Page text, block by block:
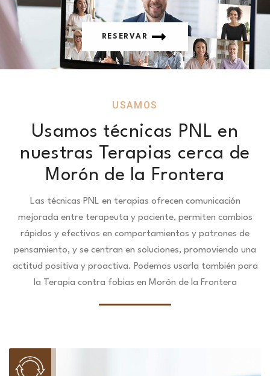
RESERVAR
USAMOS
Usamos técnicas PNL en
nuestras Terapias cerca de
Morón de la Frontera
Las técnicas PNL en terapias ofrecen comunicación
mejorada entre terapeuta y paciente, permiten cambios
rápidos y efectivos en comportamientos y patrones de
pensamiento, y se centran en soluciones, promoviendo una
actitud positiva y proactiva. Podemos usarla también para
la Terapia contra fobias en Morón de la Frontera